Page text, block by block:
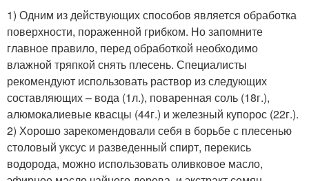
1) Одним из действующих способов является обработка
поверхности, пораженной грибком. Но запомните
главное правило, перед обработкой необходимо
влажной тряпкой снять плесень. Специалисты
рекомендуют использовать раствор из следующих
составляющих – вода (1л.), поваренная соль (18г.),
алюмокалиевые квасцы (44г.) и железный купорос (22г.).
2) Хорошо зарекомендовали себя в борьбе с плесенью
столовый уксус и разведенный спирт, перекись
водорода, можно использовать оливковое масло,